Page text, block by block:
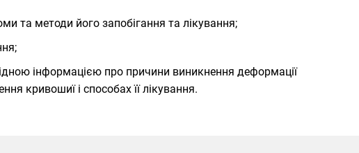
та методи його запобігання та лікування;
інформацією про причини виникнення деформації
кривошиї і способах її лікування.